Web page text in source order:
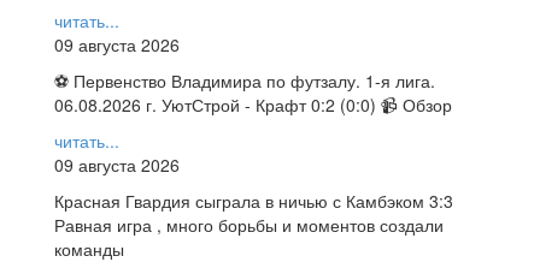
читать...
09 августа 2026
⚽ Первенство Владимира по футзалу. 1-я лига.
06.08.2026 г. УютСтрой - Крафт 0:2 (0:0) 📹 Обзор
читать...
09 августа 2026
Красная Гвардия сыграла в ничью с Камбэком 3:3
Равная игра , много борьбы и моментов создали
команды